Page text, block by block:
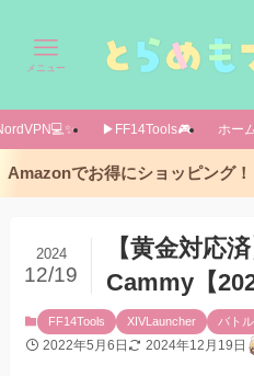
メニュー
▶FF14Tools🎮️ ホー
Amazonでお得にショッピング！
【黄金対応済
Cammy【
2024
12/19
FF14Tools XIVLauncher バト
2022年5月6日 2024年12月19日
プラグインを導入する
ニターも検討
を使わずとも広く見え
ウルトラワイドモニ
位→「LG 34WP500-
湾曲型が良い方はこ